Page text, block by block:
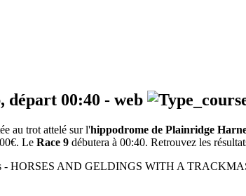
départ 00:40 - web
au trot attelé sur l'hippodrome de Plainridge
Le Race 9 débutera à 00:40. Retrouvez les
- HORSES AND GELDINGS WITH A